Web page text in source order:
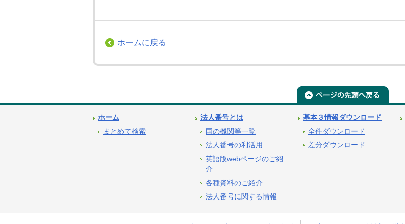
ホームに戻る
ホーム
まとめて検索
法人番号とは
国の機関等一覧
法人番号の利活用
英語版webページのご紹
介
各種資料のご紹介
法人番号に関する情報
基本３情報ダウンロード
全件ダウンロード
差分ダウンロード